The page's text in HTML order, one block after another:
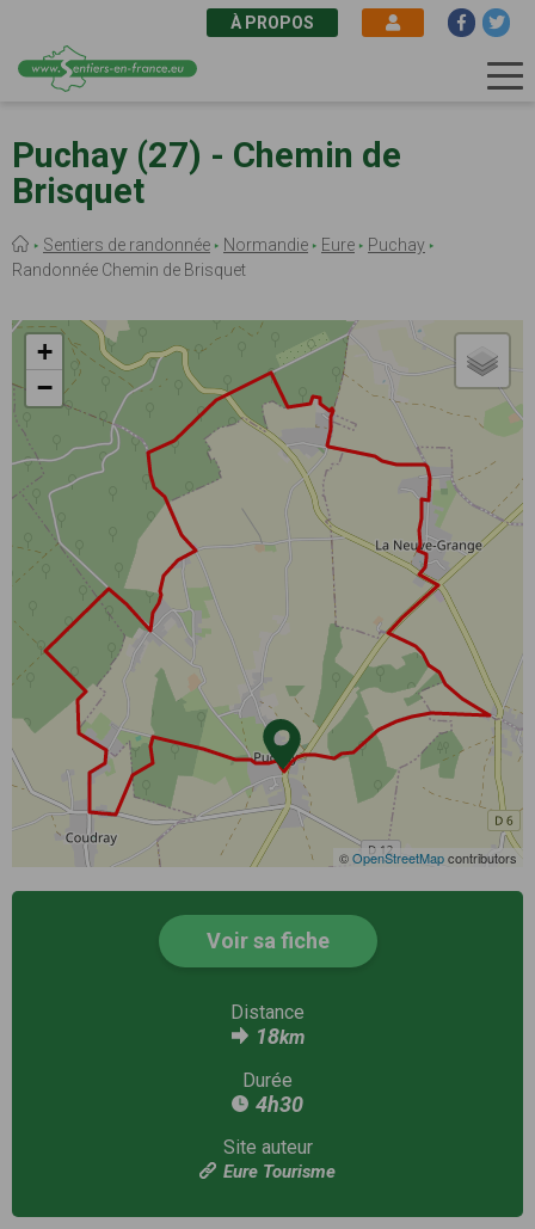
au
contenu
principal
À PROPOS
Puchay (27) - Chemin de
Brisquet
Fil
d'Ariane
Sentiers de randonnée Normandie Eure
Puchay
Randonnée Chemin de Brisquet
+
−
©OpenStreetMapcontributors
Voir sa fiche
Distance
18km
Durée
4h30
Site auteur
Eure Tourisme